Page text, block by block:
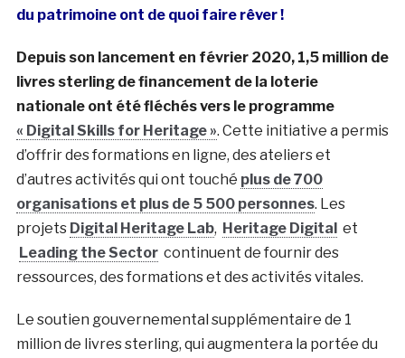
du patrimoine ont de quoi faire rêver !
Depuis son lancement en février 2020, 1,5 million de
livres sterling de financement de la loterie
nationale ont été fléchés vers le programme
« Digital Skills for Heritage ». Cette initiative a permis
d’offrir des formations en ligne, des ateliers et
d’autres activités qui ont touché plus de 700
organisations et plus de 5 500 personnes. Les
projets Digital Heritage Lab, Heritage Digitalet
Leading the Sectorcontinuent de fournir des
ressources, des formations et des activités vitales.
Le soutien gouvernemental supplémentaire de 1
million de livres sterling, qui augmentera la portée du